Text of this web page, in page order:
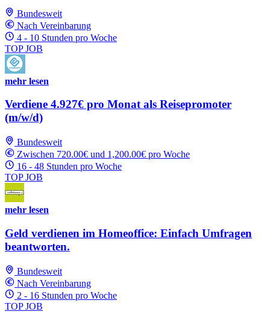
Bundesweit
Nach Vereinbarung
4 - 10 Stunden pro Woche
TOP JOB
mehr lesen
Verdiene 4.927€ pro Monat als Reisepromoter
(m/w/d)
Bundesweit
Zwischen 720.00€ und 1,200.00€ pro Woche
16 - 48 Stunden pro Woche
TOP JOB
mehr lesen
Geld verdienen im Homeoffice: Einfach Umfragen
beantworten.
Bundesweit
Nach Vereinbarung
2 - 16 Stunden pro Woche
TOP JOB